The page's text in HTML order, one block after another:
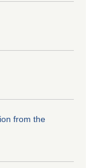
from the